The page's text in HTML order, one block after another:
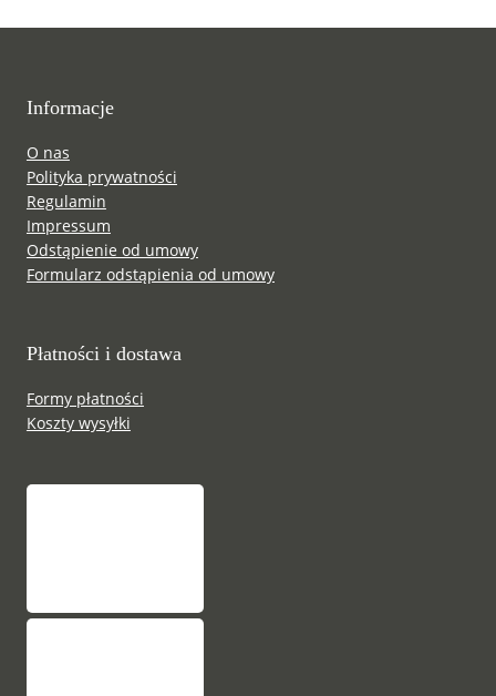
Informacje
O nas
Polityka prywatności
Regulamin
Impressum
Odstąpienie od umowy
Formularz odstąpienia od umowy
Płatności i dostawa
Formy płatności
Koszty wysyłki